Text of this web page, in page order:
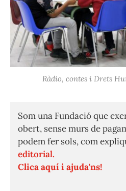
Ràdio, contes i Drets
Som una Fundació que
obert, sense murs de
podem fer sols, com
editorial.
Clica aquí i ajuda'ns!